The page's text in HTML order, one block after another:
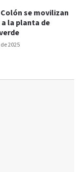
2025
se movilizan
la planta de